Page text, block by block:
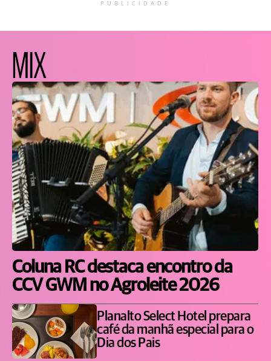
PUBLICIDADE
MIX
Coluna RC destaca encontro da
CCV GWM no Agroleite 2026
Planalto Select Hotel prepara
café da manhã especial para o
Dia dos Pais